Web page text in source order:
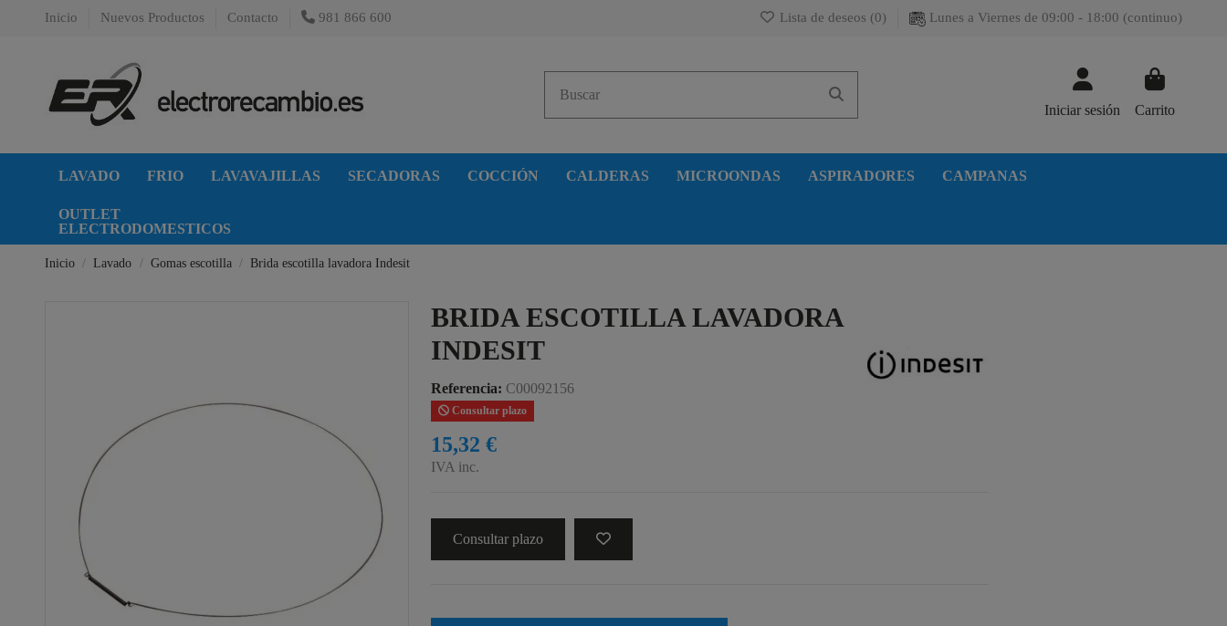
Inicio Nuevos Productos Contacto 981 866 600 Lista de deseos (0) Lunes a Viernes de 09:00 - 18:00 (continuo)
Iniciar sesión Carrito
LAVADO FRIO LAVAVAJILLAS SECADORAS COCCIÓN CALDERAS MICROONDAS ASPIRADORES CAMPANAS
OUTLET
ELECTRODOMESTICOS
Inicio Lavado Gomas escotilla Brida escotilla lavadora Indesit
BRIDA ESCOTILLA LAVADORA
INDESIT
Referencia: C00092156
Consultar plazo
15,32 €
IVA inc.
Consultar plazo